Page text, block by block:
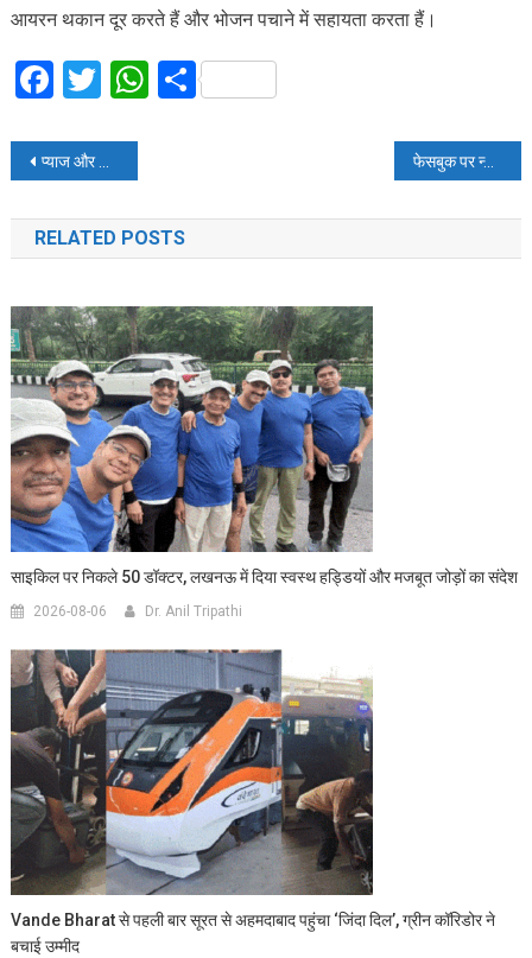
आयरन थकान दूर करते हैं और भोजन पचाने में सहायता करता हैं।
Facebook
TwitterWhatsApp
Share
Post
navigation
प्याज और लहसुन से बने फेसपैक से बढ़ाये अपनी खूबसूरती फेसबुक पर न्यूज़ के लिए अलग से लांच होगा एक सेक्शन
RELATED POSTS
साइकिल पर निकले 50 डॉक्टर, लखनऊ में दिया स्वस्थ हड्डियों और मजबूत जोड़ों का संदेश
2026-08-06 Dr. Anil Tripathi
Vande Bharat से पहली बार सूरत से अहमदाबाद पहुंचा ‘जिंदा दिल’, ग्रीन कॉरिडोर ने
बचाई उम्मीद